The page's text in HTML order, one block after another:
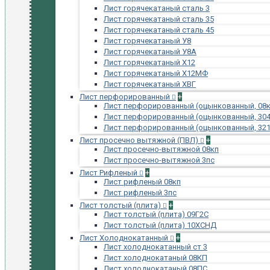
Лист горячекатаный сталь 3
Лист горячекатаный сталь 35
Лист горячекатаный сталь 45
Лист горячекатаный У8
Лист горячекатаный У8А
Лист горячекатаный Х12
Лист горячекатаный Х12МФ
Лист горячекатаный ХВГ
Лист перфорированный
+
Лист перфорированный (оцынкованный,
Лист перфорированный (оцынкованный,
Лист перфорированный (оцынкованный,
Лист просечно вытяжной (ПВЛ)
+
Лист просечно-вытяжной 08кп
Лист просечно-вытяжной 3пс
Лист Рифленый
+
Лист рифленый 08кп
Лист рифленый 3пс
Лист толстый (плита)
+
Лист толстый (плита) 09Г2С
Лист толстый (плита) 10ХСНД
Лист Холоднокатанный
+
Лист холоднокатанный ст 3
Лист холоднокатаный 08КП